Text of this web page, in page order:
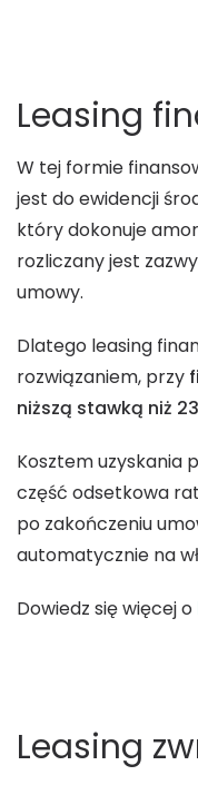
Leasing
W tej formie
jest do ewidencji
który dokonuje
rozliczany jest
umowy.
Dlatego leasing
rozwiązaniem, przy
niższą stawką niż
Kosztem uzyskania
część odsetkowa
po zakończeniu
automatycznie na
Dowiedz się więcej o
Leasing